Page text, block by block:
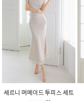
세르니 머메이드 투피스 세트